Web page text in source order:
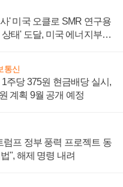
' 미국 오클로 SMR 연구용
태' 도달, 미국 에너지부
통신
주당 375원 현금배당 실시,
계획 9월 공개 예정
럼프 정부 풍력 프로젝트 동
", 해제 명령 내려